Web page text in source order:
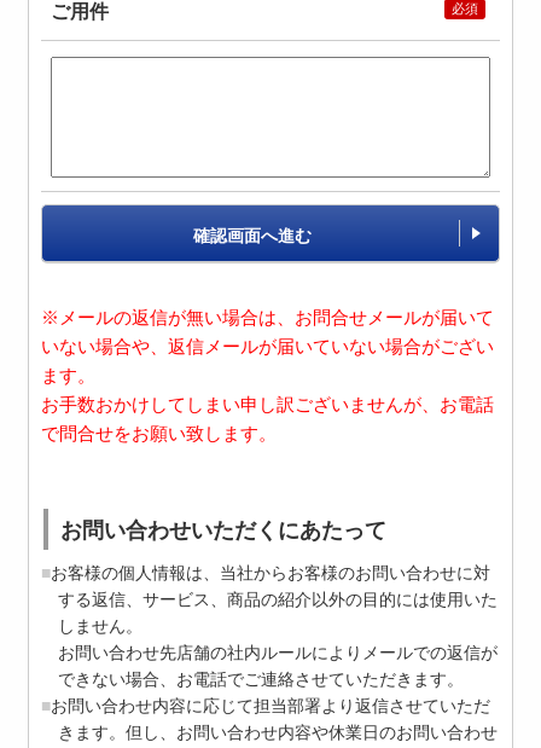
ご用件
確認画面へ進む
※メールの返信が無い場合は、お問合せメールが届いて
いない場合や、返信メールが届いていない場合がござい
ます。
お手数おかけしてしまい申し訳ございませんが、お電話
で問合せをお願い致します。
お問い合わせいただくにあたって
お客様の個人情報は、当社からお客様のお問い合わせに対
する返信、サービス、商品の紹介以外の目的には使用いた
しません。
お問い合わせ先店舗の社内ルールによりメールでの返信が
できない場合、お電話でご連絡させていただきます。
お問い合わせ内容に応じて担当部署より返信させていただ
きます。但し、お問い合わせ内容や休業日のお問い合わせ